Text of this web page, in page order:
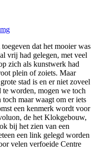
dat het mooier was
vrij had gelegen, met veel
zich als kunstwerk had
plein of zoiets. Maar
stad is en er niet zoveel
te worden, mogen we toch
maar waagt om er iets
een kenmerk wordt voor
de het Klokgebouw,
bij het zien van een
een link gelegd worden
velen verfoeide Centre